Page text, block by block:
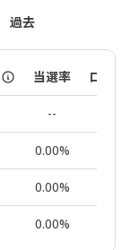
過去
当選率 ロット
--
0.00%
0.00%
0.00%